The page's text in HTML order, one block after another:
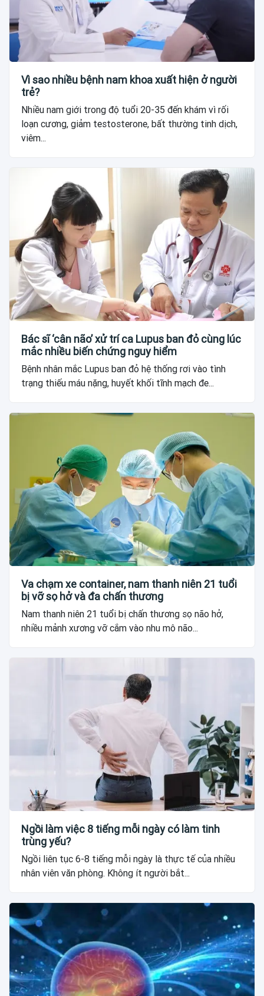
Vì sao nhiều bệnh nam khoa xuất hiện ở người
trẻ?
Nhiều nam giới trong độ tuổi 20-35 đến khám vì rối
loạn cương, giảm testosterone, bất thường tinh dịch,
viêm...
Bác sĩ ‘cân não’ xử trí ca Lupus ban đỏ cùng lúc
mắc nhiều biến chứng nguy hiểm
Bệnh nhân mắc Lupus ban đỏ hệ thống rơi vào tình
trạng thiếu máu nặng, huyết khối tĩnh mạch đe...
Va chạm xe container, nam thanh niên 21 tuổi
bị vỡ sọ hở và đa chấn thương
Nam thanh niên 21 tuổi bị chấn thương sọ não hở,
nhiều mảnh xương vỡ cắm vào nhu mô não...
Ngồi làm việc 8 tiếng mỗi ngày có làm tinh
trùng yếu?
Ngồi liên tục 6-8 tiếng mỗi ngày là thực tế của nhiều
nhân viên văn phòng. Không ít người bắt...